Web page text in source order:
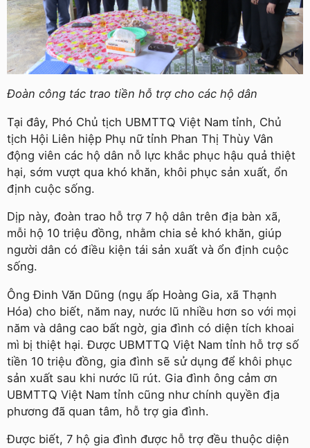
Đoàn công tác trao tiền hỗ trợ cho các hộ dân
Tại đây, Phó Chủ tịch UBMTTQ Việt Nam tỉnh, Chủ
tịch Hội Liên hiệp Phụ nữ tỉnh Phan Thị Thùy Vân
động viên các hộ dân nỗ lực khắc phục hậu quả thiệt
hại, sớm vượt qua khó khăn, khôi phục sản xuất, ổn
định cuộc sống.
Dịp này, đoàn trao hỗ trợ 7 hộ dân trên địa bàn xã,
mỗi hộ 10 triệu đồng, nhằm chia sẻ khó khăn, giúp
người dân có điều kiện tái sản xuất và ổn định cuộc
sống.
Ông Đinh Văn Dũng (ngụ ấp Hoàng Gia, xã Thạnh
Hóa) cho biết, năm nay, nước lũ nhiều hơn so với mọi
năm và dâng cao bất ngờ, gia đình có diện tích khoai
mì bị thiệt hại. Được UBMTTQ Việt Nam tỉnh hỗ trợ số
tiền 10 triệu đồng, gia đình sẽ sử dụng để khôi phục
sản xuất sau khi nước lũ rút. Gia đình ông cảm ơn
UBMTTQ Việt Nam tỉnh cũng như chính quyền địa
phương đã quan tâm, hỗ trợ gia đình.
Được biết, 7 hộ gia đình được hỗ trợ đều thuộc diện